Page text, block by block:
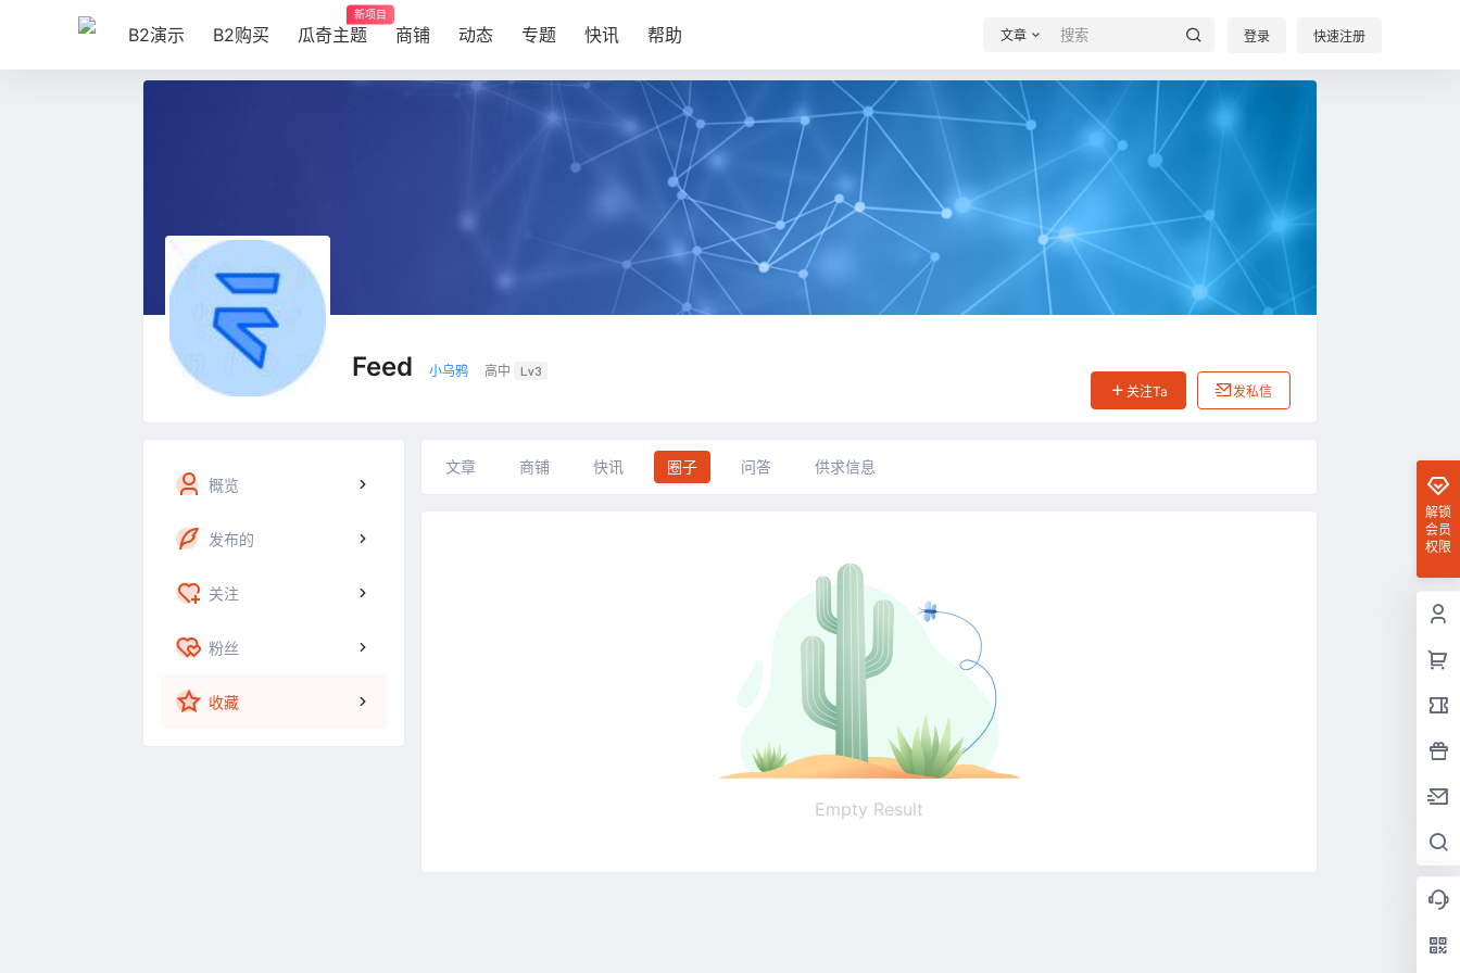
B2演示 B2购买 瓜奇主题
新项目
商铺 动态 专题 快讯 帮助 文章 登录 快速注册
⁢Feed 小乌鸦 高中
Lv3
关注Ta
发私信
概览
发布的
关注
粉丝
收藏
文章 商铺 快讯 圈子 问答 供求信息
Empty Result
解锁
会员
权限